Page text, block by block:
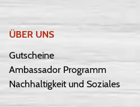
ÜBER UNS
Gutscheine
Ambassador Programm
Nachhaltigkeit und Soziales